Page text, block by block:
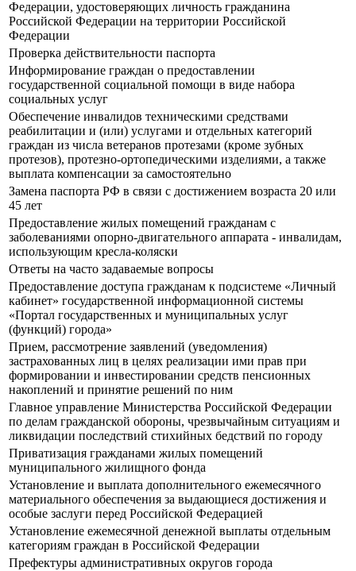
Федерации, удостоверяющих личность гражданина
Российской Федерации на территории Российской
Федерации
Проверка действительности паспорта
Информирование граждан о предоставлении
государственной социальной помощи в виде набора
социальных услуг
Обеспечение инвалидов техническими средствами
реабилитации и (или) услугами и отдельных категорий
граждан из числа ветеранов протезами (кроме зубных
протезов), протезно-ортопедическими изделиями, а также
выплата компенсации за самостоятельно
Замена паспорта РФ в связи с достижением возраста 20 или
45 лет
Предоставление жилых помещений гражданам с
заболеваниями опорно-двигательного аппарата - инвалидам,
использующим кресла-коляски
Ответы на часто задаваемые вопросы
Предоставление доступа гражданам к подсистеме «Личный
кабинет» государственной информационной системы
«Портал государственных и муниципальных услуг
(функций) города»
Прием, рассмотрение заявлений (уведомления)
застрахованных лиц в целях реализации ими прав при
формировании и инвестировании средств пенсионных
накоплений и принятие решений по ним
Главное управление Министерства Российской Федерации
по делам гражданской обороны, чрезвычайным ситуациям и
ликвидации последствий стихийных бедствий по городу
Приватизация гражданами жилых помещений
муниципального жилищного фонда
Установление и выплата дополнительного ежемесячного
материального обеспечения за выдающиеся достижения и
особые заслуги перед Российской Федерацией
Установление ежемесячной денежной выплаты отдельным
категориям граждан в Российской Федерации
Префектуры административных округов города